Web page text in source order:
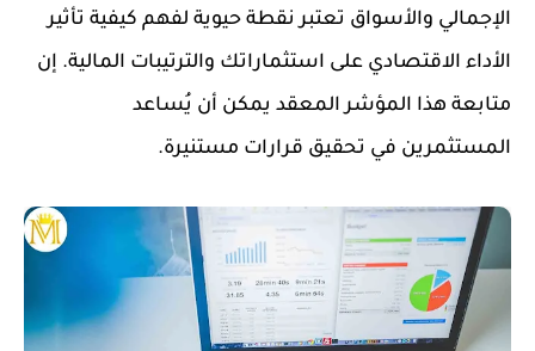
الإجمالي والأسواق تعتبر نقطة حيوية لفهم كيفية تأثير
الأداء الاقتصادي على استثماراتك والترتيبات المالية. إن
متابعة هذا المؤشر المعقد يمكن أن يُساعد
المستثمرين في تحقيق قرارات مستنيرة.